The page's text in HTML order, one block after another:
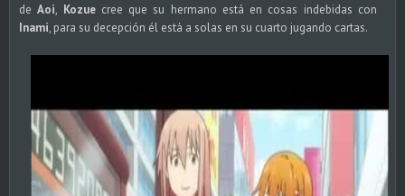
deAoi, Kozue cree que su hermano está en cosas indebidas con
Inami, para su decepción él está a solas en su cuarto jugando cartas.